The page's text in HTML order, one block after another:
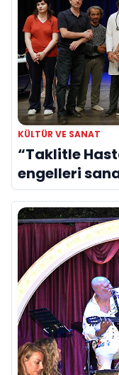
KÜLTÜR VE SANAT
“Taklitle
engelleri